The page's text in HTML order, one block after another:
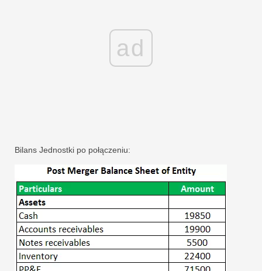
ad
Bilans Jednostki po połączeniu: